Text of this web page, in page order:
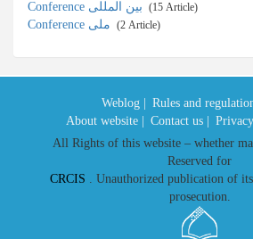
‎ (15 Article)
‎ (2 Article)
Weblog | Rules and
About website |
Contact us | Privacy |
All Rights of this website – whether
Reserved for
CRCIS . Unauthorized publication of
prosecution.